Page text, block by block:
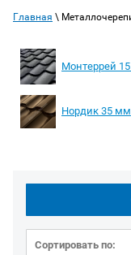
Главная \
Монтеррей
Нордик 35 мм
Сортировать по: